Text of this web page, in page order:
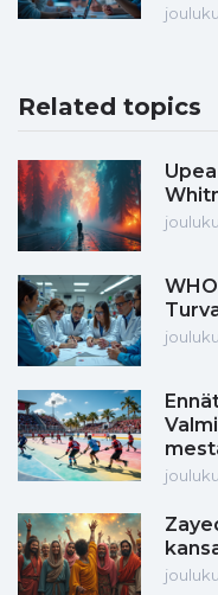
Related topics